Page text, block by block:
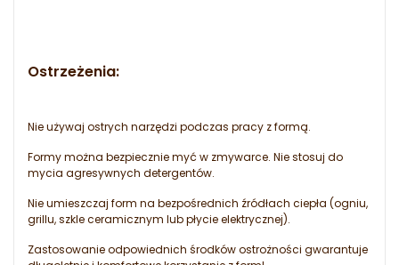
Ostrzeżenia:
Nie używaj ostrych narzędzi podczas pracy z formą.
Formy można bezpiecznie myć w zmywarce. Nie stosuj do
mycia agresywnych detergentów.
Nie umieszczaj form na bezpośrednich źródłach ciepła (ogniu,
grillu, szkle ceramicznym lub płycie elektrycznej).
Zastosowanie odpowiednich środków ostrożności gwarantuje